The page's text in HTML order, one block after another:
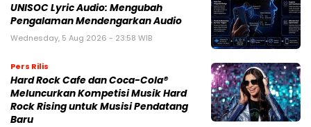
UNISOC Lyric Audio: Mengubah
Pengalaman Mendengarkan Audio
Wednesday, 5 Aug 2026 - 23:58 WIB
Pers Rilis
Hard Rock Cafe dan Coca-Cola®
Meluncurkan Kompetisi Musik Hard
Rock Rising untuk Musisi Pendatang
Baru